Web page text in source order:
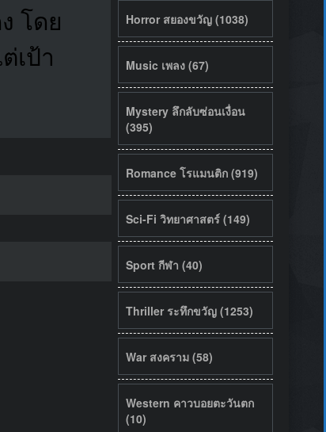
โดย
เป้า
Horror สยองขวัญ (1038)
Music เพลง (67)
Mystery ลึกลับซ่อนเงื่อน
(395)
Romance โรแมนติก (919)
Sci-Fi วิทยาศาสตร์ (149)
Sport กีฬา (40)
Thriller ระทึกขวัญ (1253)
War สงคราม (58)
Western คาวบอยตะวันตก
(10)